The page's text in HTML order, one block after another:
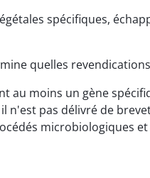
spécifiques,
quelles
au moins un gène
n'est pas délivré de
microbiologiques